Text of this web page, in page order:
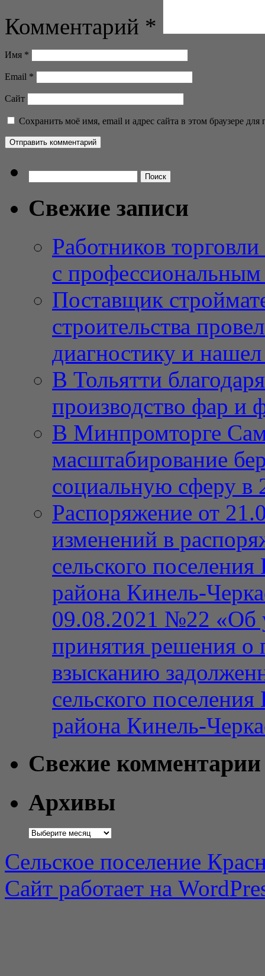
Комментарий *
Имя *
Email *
Сайт
Сохранить моё имя, email и адрес сайта в этом браузере
Свежие записи
Работников
с
Поставщик
строительства
диагностику и
В Тольятти
производство фар и
В Минпромторге
масштабирование
социальную сферу в
Распоряжение от
изменений в
сельского
района Кинель-
09.08.2021 №22 «Об
принятия решения о
взысканию
сельского
района Кинель-
Свежие комментарии
Архивы
Архивы
Сельское поселение
Сайт работает на